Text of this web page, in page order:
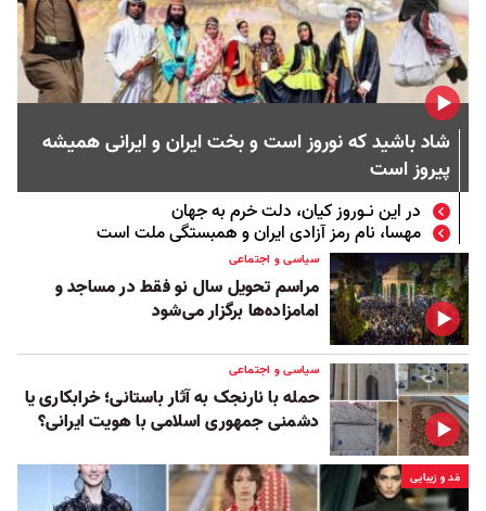
شاد باشید که نوروز است و بخت ایران و ایرانی همیشه
پیروز است
در این نـوروز کیان، دلت خرم به جهان
مهسا، نام رمز آزادی ایران و همبستگی ملت است
سیاسی و اجتماعی
مراسم تحویل سال نو فقط در مساجد و
امامزاده‌ها برگزار می‌شود
سیاسی و اجتماعی
حمله با نارنجک به آثار باستانی؛ خرابکاری یا
دشمنی جمهوری اسلامی با هویت ایرانی؟
مُد و زیبایی